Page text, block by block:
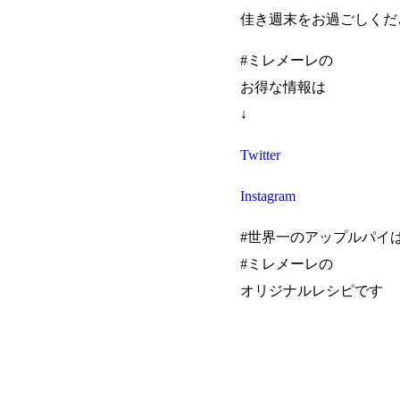
佳き週末をお過ごしくだ
#ミレメーレの
お得な情報は
↓
Twitter
Instagram
#世界一のアップルパイ
#ミレメーレの
オリジナルレシピです